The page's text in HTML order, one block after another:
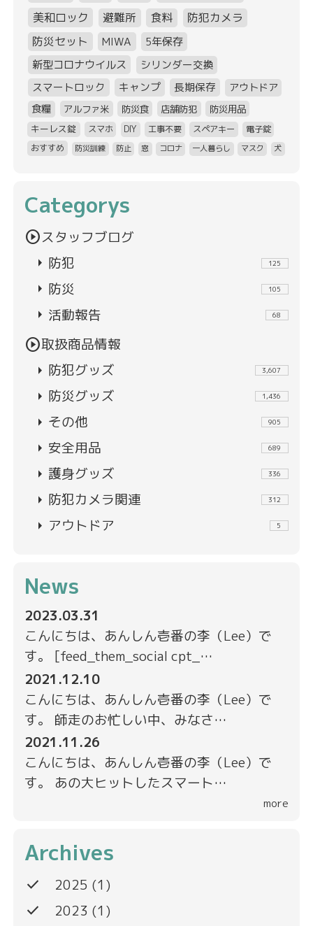
美和ロック
避難所 食料
防犯カメラ
防災セット
MIWA
5年保存
新型コロナウイルス
シリンダー交換
スマートロック
キャンプ 長期保存
アウトドア
食糧
アルファ米 防災食 店舗防犯 防災用品
キーレス錠 スマホ DIY 工事不要 スペアキー
電子錠
おすすめ
防災訓練 防止 窓 コロナ 一人暮らし マスク 犬
Categorys
play_circleスタッフブログ
arrow_right 防犯 125
arrow_right 防災 105
arrow_right 活動報告 68
play_circle取扱商品情報
arrow_right 防犯グッズ 3,607
arrow_right 防災グッズ 1,436
arrow_right その他 905
arrow_right 安全用品 689
arrow_right 護身グッズ 336
arrow_right 防犯カメラ関連 312
arrow_right アウトドア 5
News
2023.03.31
こんにちは、あんしん壱番の李（Lee）で
す。 [feed_them_social cpt_…
2021.12.10
こんにちは、あんしん壱番の李（Lee）で
す。 師走のお忙しい中、みなさ…
2021.11.26
こんにちは、あんしん壱番の李（Lee）で
す。 あの大ヒットしたスマート…
more
Archives
done 2025 (1)
done 2023 (1)